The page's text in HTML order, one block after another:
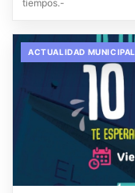
tiempos.-
ACTUALIDAD MUNICIPAL